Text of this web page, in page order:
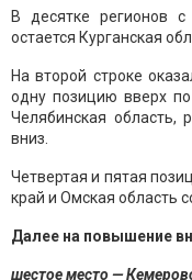
В десятке регионов
остается Курганская
На второй строке
одну позицию вверх
Челябинская область,
вниз.
Четвертая и пятая
край и Омская область
Далее на повышение
шестое место —